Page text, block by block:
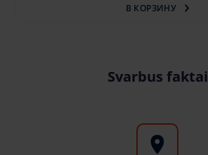
В КОРЗИНУ
Svarbus faktai